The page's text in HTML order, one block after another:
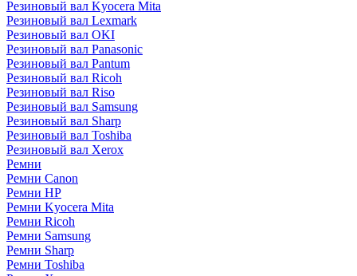
Резиновый вал Kyocera Mita
Резиновый вал Lexmark
Резиновый вал OKI
Резиновый вал Panasonic
Резиновый вал Pantum
Резиновый вал Ricoh
Резиновый вал Riso
Резиновый вал Samsung
Резиновый вал Sharp
Резиновый вал Toshiba
Резиновый вал Xerox
Ремни
Ремни Canon
Ремни HP
Ремни Kyocera Mita
Ремни Ricoh
Ремни Samsung
Ремни Sharp
Ремни Toshiba